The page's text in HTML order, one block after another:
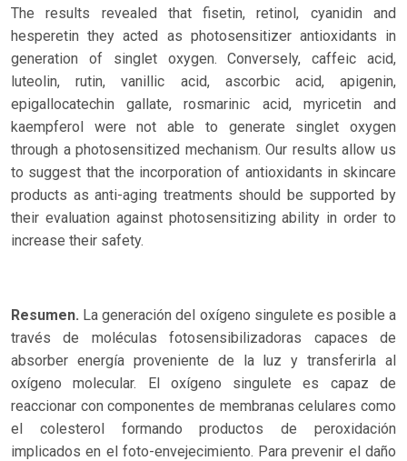
The results revealed that fisetin, retinol, cyanidin and
hesperetin they acted as photosensitizer antioxidants in
generation of singlet oxygen. Conversely, caffeic acid,
luteolin, rutin, vanillic acid, ascorbic acid, apigenin,
epigallocatechin gallate, rosmarinic acid, myricetin and
kaempferol were not able to generate singlet oxygen
through a photosensitized mechanism. Our results allow us
to suggest that the incorporation of antioxidants in skincare
products as anti-aging treatments should be supported by
their evaluation against photosensitizing ability in order to
increase their safety.
Resumen. La generación del oxígeno singulete es posible a
través de moléculas fotosensibilizadoras capaces de
absorber energía proveniente de la luz y transferirla al
oxígeno molecular. El oxígeno singulete es capaz de
reaccionar con componentes de membranas celulares como
el colesterol formando productos de peroxidación
implicados en el foto-envejecimiento. Para prevenir el daño